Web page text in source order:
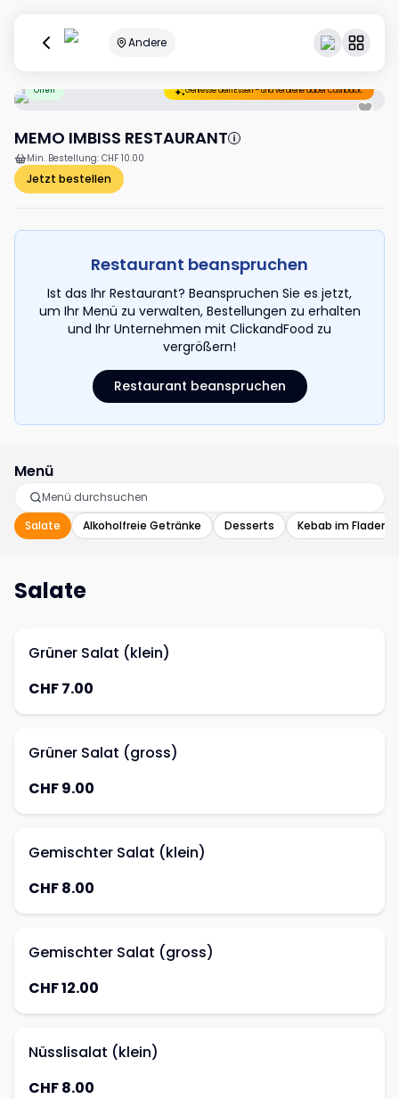
Andere
Offen Geniesse dein Essen – und verdiene dabei Cashback.
MEMO IMBISS RESTAURANT
Min. Bestellung: CHF 10.00
Jetzt bestellen
Restaurant beanspruchen
Ist das Ihr Restaurant? Beanspruchen Sie es jetzt,
um Ihr Menü zu verwalten, Bestellungen zu erhalten
und Ihr Unternehmen mit ClickandFood zu
vergrößern!
Restaurant beanspruchen
Menü
Salate Alkoholfreie Getränke Desserts Kebab im
Salate
Grüner Salat (klein)
CHF 7.00
Grüner Salat (gross)
CHF 9.00
Gemischter Salat (klein)
CHF 8.00
Gemischter Salat (gross)
CHF 12.00
Nüsslisalat (klein)
CHF 8.00